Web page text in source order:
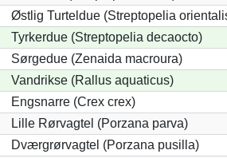
Østlig Turteldue (Streptopelia
Tyrkerdue (Streptopelia decaocto)
Sørgedue (Zenaida macroura)
Vandrikse (Rallus aquaticus)
Engsnarre (Crex crex)
Lille Rørvagtel (Porzana parva)
Dværgrørvagtel (Porzana pusilla)